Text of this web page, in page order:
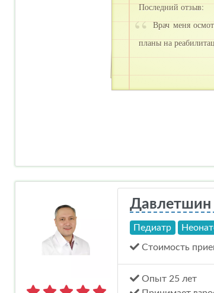
Последний отзыв:
Врач меня
планы на
Давлетшин
Педиатр
Стоимость
Опыт 25 лет